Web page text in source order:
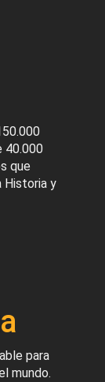
40.000
que
Historia y
para
mundo.